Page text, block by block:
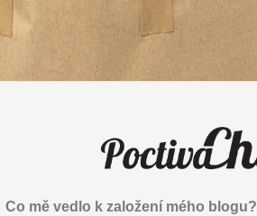
Co mě vedlo k založení mého blogu?